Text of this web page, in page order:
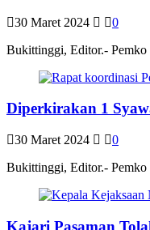
30 Maret 2024
0
Bukittinggi, Editor.- Pemko
Diperkirakan 1
30 Maret 2024
0
Bukittinggi, Editor.- Pemko
Kajari Pasaman